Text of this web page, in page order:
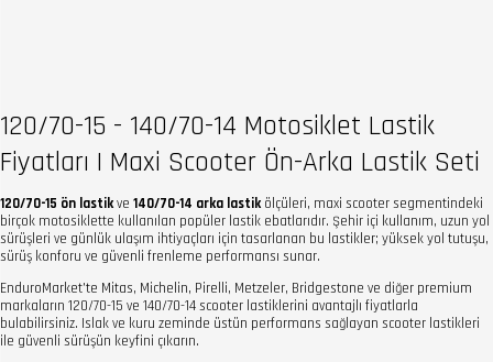
120/70-15 - 140/70-14 Motosiklet Lastik
Fiyatları | Maxi Scooter Ön-Arka Lastik Seti
120/70-15 ön lastikve 140/70-14 arka lastik ölçüleri, maxi scooter segmentindeki
birçok motosiklette kullanılan popüler lastik ebatlarıdır. Şehir içi kullanım, uzun yol
sürüşleri ve günlük ulaşım ihtiyaçları için tasarlanan bu lastikler; yüksek yol tutuşu,
sürüş konforu ve güvenli frenleme performansı sunar.
EnduroMarket'te Mitas, Michelin, Pirelli, Metzeler, Bridgestone ve diğer premium
markaların 120/70-15 ve 140/70-14 scooter lastiklerini avantajlı fiyatlarla
bulabilirsiniz. Islak ve kuru zeminde üstün performans sağlayan scooter lastikleri
ile güvenli sürüşün keyfini çıkarın.